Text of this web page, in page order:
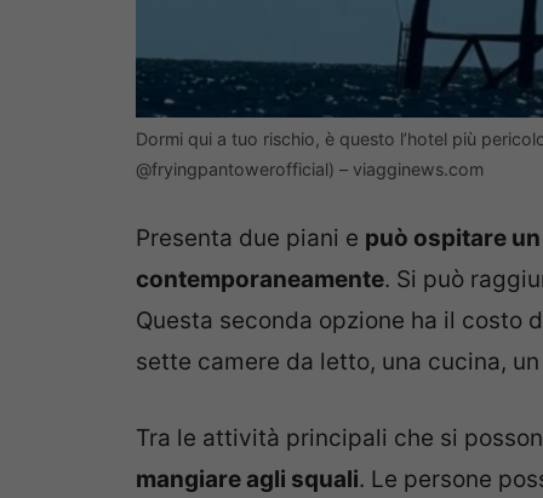
Dormi qui a tuo rischio, è questo l’hotel più
@fryingpantowerofficial) – viagginews.com
Presenta due piani e può ospitare
contemporaneamente. Si può
Questa seconda opzione ha il costo
sette camere da letto, una cucina,
Tra le attività principali che si
mangiare agli squali. Le persone